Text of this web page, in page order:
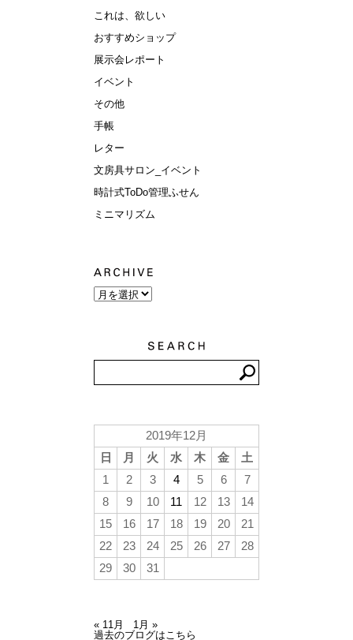
これは、欲しい
おすすめショップ
展示会レポート
イベント
その他
手帳
レター
文房具サロン_イベント
時計式ToDo管理ふせん
ミニマリズム
2019年12月
日
月 火 水 木 金
土
1
2 3 4 5 6
7
8
9 10 11 12 13
14
15
16 17 18 19 20
21
22
23 24 25 26 27
28
29
30 31
« 11月
1月 »
過去のブログはこちら